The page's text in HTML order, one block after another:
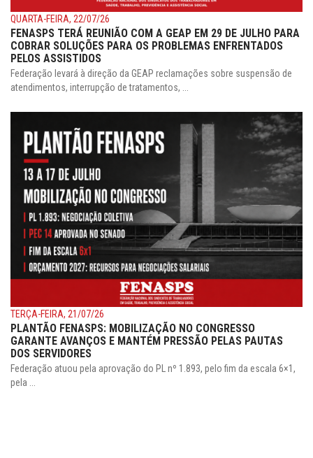
QUARTA-FEIRA, 22/07/26
FENASPS TERÁ REUNIÃO COM A GEAP EM 29 DE JULHO PARA
COBRAR SOLUÇÕES PARA OS PROBLEMAS ENFRENTADOS
PELOS ASSISTIDOS
Federação levará à direção da GEAP reclamações sobre suspensão de
atendimentos, interrupção de tratamentos, ...
TERÇA-FEIRA, 21/07/26
PLANTÃO FENASPS: MOBILIZAÇÃO NO CONGRESSO
GARANTE AVANÇOS E MANTÉM PRESSÃO PELAS PAUTAS
DOS SERVIDORES
Federação atuou pela aprovação do PL nº 1.893, pelo fim da escala 6×1,
pela ...